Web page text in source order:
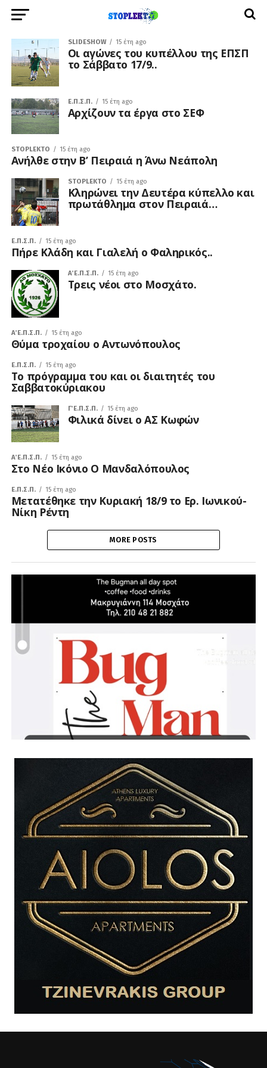
SLIDESHOW 15 έτη ago
Οι αγώνες του κυπέλλου της ΕΠΣΠ
το Σάββατο 17/9..
Ε.Π.Σ.Π. 15 έτη ago
Αρχίζουν τα έργα στο ΣΕΦ
STOPLEKTO 15 έτη ago
Ανήλθε στην Β’ Πειραιά η Άνω Νεάπολη
STOPLEKTO 15 έτη ago
Κληρώνει την Δευτέρα κύπελλο και
πρωτάθλημα στον Πειραιά…
Ε.Π.Σ.Π. 15 έτη ago
Πήρε Κλάδη και Γιαλελή ο Φαληρικός..
Α΄ Ε.Π.Σ.Π. 15 έτη ago
Τρεις νέοι στο Μοσχάτο.
Α΄ Ε.Π.Σ.Π. 15 έτη ago
Θύμα τροχαίου ο Αντωνόπουλος
Ε.Π.Σ.Π. 15 έτη ago
Το πρόγραμμα του και οι διαιτητές του
Σαββατοκύριακου
Γ΄ Ε.Π.Σ.Π. 15 έτη ago
Φιλικά δίνει ο ΑΣ Κωφών
Α΄ Ε.Π.Σ.Π. 15 έτη ago
Στο Νέο Ικόνιο Ο Μανδαλόπουλος
Ε.Π.Σ.Π. 15 έτη ago
Μετατέθηκε την Κυριακή 18/9 το Ερ. Ιωνικού-
Νίκη Ρέντη
MORE POSTS